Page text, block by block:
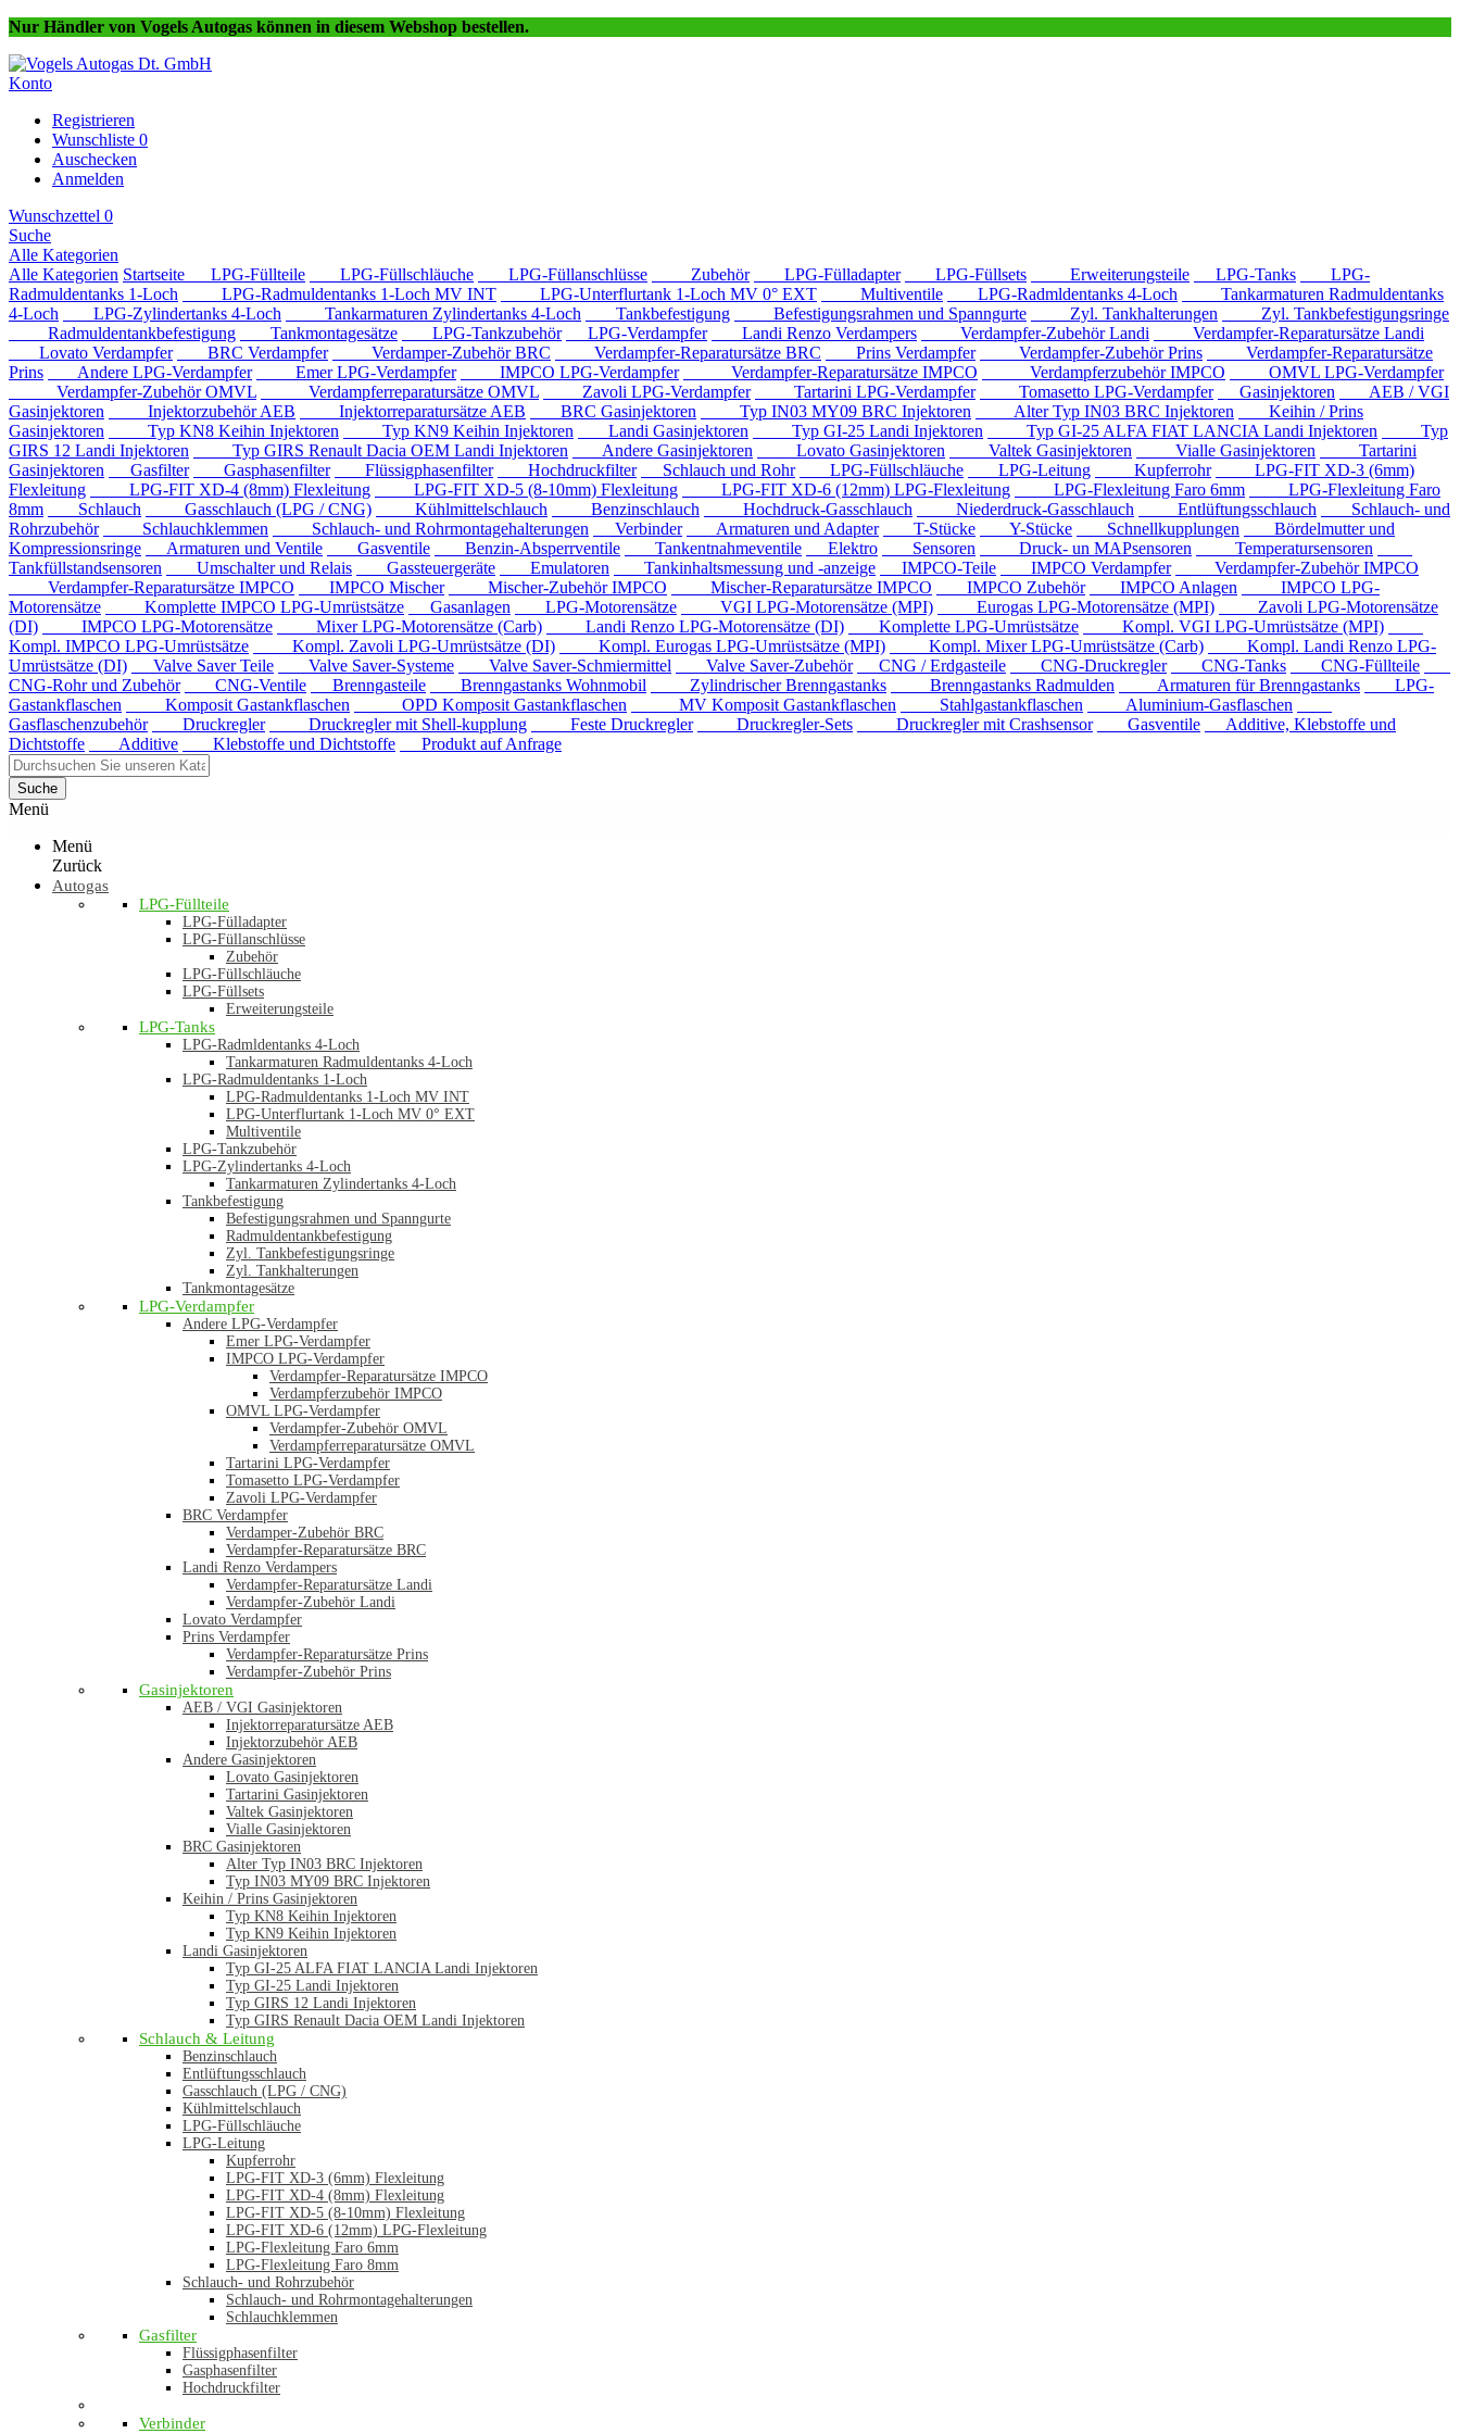
Nur Händler von Vogels Autogas können in diesem Webshop bestellen.
Konto
Registrieren
Wunschliste 0
Auschecken
Anmelden
Wunschzettel 0
Suche
Alle Kategorien
Alle Kategorien Startseite LPG-Füllteile LPG-Füllschläuche LPG-Füllanschlüsse Zubehör LPG-Fülladapter LPG-Füllsets Erweiterungsteile LPG-Tanks
LPG-
Radmuldentanks 1-Loch
LPG-Radmuldentanks 1-Loch MV INT LPG-Unterflurtank 1-Loch MV 0° EXT Multiventile LPG-Radmldentanks 4-Loch
Tankarmaturen Radmuldentanks
4-Loch
LPG-Zylindertanks 4-Loch Tankarmaturen Zylindertanks 4-Loch Tankbefestigung Befestigungsrahmen und Spanngurte Zyl. Tankhalterungen
Zyl. Tankbefestigungsringe
Radmuldentankbefestigung
Tankmontagesätze LPG-Tankzubehör LPG-Verdampfer Landi Renzo Verdampers Verdampfer-Zubehör Landi
Verdampfer-Reparatursätze Landi
Lovato Verdampfer
BRC Verdampfer Verdamper-Zubehör BRC Verdampfer-Reparatursätze BRC Prins Verdampfer Verdampfer-Zubehör Prins
Verdampfer-Reparatursätze
Prins
Andere LPG-Verdampfer Emer LPG-Verdampfer IMPCO LPG-Verdampfer Verdampfer-Reparatursätze IMPCO Verdampferzubehör IMPCO
OMVL LPG-Verdampfer
Verdampfer-Zubehör OMVL
Verdampferreparatursätze OMVL Zavoli LPG-Verdampfer Tartarini LPG-Verdampfer Tomasetto LPG-Verdampfer Gasinjektoren
AEB / VGI
Gasinjektoren
Injektorzubehör AEB Injektorreparatursätze AEB BRC Gasinjektoren Typ IN03 MY09 BRC Injektoren Alter Typ IN03 BRC Injektoren
Keihin / Prins
Gasinjektoren
Typ KN8 Keihin Injektoren Typ KN9 Keihin Injektoren Landi Gasinjektoren Typ GI-25 Landi Injektoren Typ GI-25 ALFA FIAT LANCIA Landi Injektoren
Typ
GIRS 12 Landi Injektoren
Typ GIRS Renault Dacia OEM Landi Injektoren Andere Gasinjektoren Lovato Gasinjektoren Valtek Gasinjektoren Vialle Gasinjektoren
Tartarini
Gasinjektoren
Gasfilter Gasphasenfilter Flüssigphasenfilter Hochdruckfilter Schlauch und Rohr LPG-Füllschläuche LPG-Leitung Kupferrohr
LPG-FIT XD-3 (6mm)
Flexleitung
LPG-FIT XD-4 (8mm) Flexleitung LPG-FIT XD-5 (8-10mm) Flexleitung LPG-FIT XD-6 (12mm) LPG-Flexleitung LPG-Flexleitung Faro 6mm
LPG-Flexleitung Faro
8mm
Schlauch Gasschlauch (LPG / CNG) Kühlmittelschlauch Benzinschlauch Hochdruck-Gasschlauch Niederdruck-Gasschlauch Entlüftungsschlauch
Schlauch- und
Rohrzubehör
Schlauchklemmen Schlauch- und Rohrmontagehalterungen Verbinder Armaturen und Adapter T-Stücke Y-Stücke Schnellkupplungen
Bördelmutter und
Kompressionsringe
Armaturen und Ventile Gasventile Benzin-Absperrventile Tankentnahmeventile Elektro Sensoren Druck- un MAPsensoren
Temperatursensoren
Tankfüllstandsensoren
Umschalter und Relais Gassteuergeräte Emulatoren Tankinhaltsmessung und -anzeige IMPCO-Teile IMPCO Verdampfer
Verdampfer-Zubehör IMPCO
Verdampfer-Reparatursätze IMPCO
IMPCO Mischer Mischer-Zubehör IMPCO Mischer-Reparatursätze IMPCO IMPCO Zubehör IMPCO Anlagen
IMPCO LPG-
Motorensätze
Komplette IMPCO LPG-Umrüstsätze Gasanlagen LPG-Motorensätze VGI LPG-Motorensätze (MPI) Eurogas LPG-Motorensätze (MPI)
Zavoli LPG-Motorensätze
(DI)
IMPCO LPG-Motorensätze Mixer LPG-Motorensätze (Carb) Landi Renzo LPG-Motorensätze (DI) Komplette LPG-Umrüstsätze
Kompl. VGI LPG-Umrüstsätze (MPI)
Kompl. IMPCO LPG-Umrüstsätze
Kompl. Zavoli LPG-Umrüstsätze (DI) Kompl. Eurogas LPG-Umrüstsätze (MPI) Kompl. Mixer LPG-Umrüstsätze (Carb)
Kompl. Landi Renzo LPG-
Umrüstsätze (DI)
Valve Saver Teile Valve Saver-Systeme Valve Saver-Schmiermittel Valve Saver-Zubehör CNG / Erdgasteile CNG-Druckregler CNG-Tanks
CNG-Füllteile
CNG-Rohr und Zubehör
CNG-Ventile Brenngasteile Brenngastanks Wohnmobil Zylindrischer Brenngastanks Brenngastanks Radmulden Armaturen für Brenngastanks
LPG-
Gastankflaschen
Komposit Gastankflaschen OPD Komposit Gastankflaschen MV Komposit Gastankflaschen Stahlgastankflaschen
Aluminium-Gasflaschen
Gasflaschenzubehör
Druckregler Druckregler mit Shell-kupplung Feste Druckregler Druckregler-Sets Druckregler mit Crashsensor Gasventile
Additive, Klebstoffe und
Dichtstoffe
Additive Klebstoffe und Dichtstoffe Produkt auf Anfrage
Suche
Menü
Menü
Zurück
Autogas
LPG-Füllteile
LPG-Fülladapter
LPG-Füllanschlüsse
Zubehör
LPG-Füllschläuche
LPG-Füllsets
Erweiterungsteile
LPG-Tanks
LPG-Radmldentanks 4-Loch
Tankarmaturen Radmuldentanks 4-Loch
LPG-Radmuldentanks 1-Loch
LPG-Radmuldentanks 1-Loch MV INT
LPG-Unterflurtank 1-Loch MV 0° EXT
Multiventile
LPG-Tankzubehör
LPG-Zylindertanks 4-Loch
Tankarmaturen Zylindertanks 4-Loch
Tankbefestigung
Befestigungsrahmen und Spanngurte
Radmuldentankbefestigung
Zyl. Tankbefestigungsringe
Zyl. Tankhalterungen
Tankmontagesätze
LPG-Verdampfer
Andere LPG-Verdampfer
Emer LPG-Verdampfer
IMPCO LPG-Verdampfer
Verdampfer-Reparatursätze IMPCO
Verdampferzubehör IMPCO
OMVL LPG-Verdampfer
Verdampfer-Zubehör OMVL
Verdampferreparatursätze OMVL
Tartarini LPG-Verdampfer
Tomasetto LPG-Verdampfer
Zavoli LPG-Verdampfer
BRC Verdampfer
Verdamper-Zubehör BRC
Verdampfer-Reparatursätze BRC
Landi Renzo Verdampers
Verdampfer-Reparatursätze Landi
Verdampfer-Zubehör Landi
Lovato Verdampfer
Prins Verdampfer
Verdampfer-Reparatursätze Prins
Verdampfer-Zubehör Prins
Gasinjektoren
AEB / VGI Gasinjektoren
Injektorreparatursätze AEB
Injektorzubehör AEB
Andere Gasinjektoren
Lovato Gasinjektoren
Tartarini Gasinjektoren
Valtek Gasinjektoren
Vialle Gasinjektoren
BRC Gasinjektoren
Alter Typ IN03 BRC Injektoren
Typ IN03 MY09 BRC Injektoren
Keihin / Prins Gasinjektoren
Typ KN8 Keihin Injektoren
Typ KN9 Keihin Injektoren
Landi Gasinjektoren
Typ GI-25 ALFA FIAT LANCIA Landi Injektoren
Typ GI-25 Landi Injektoren
Typ GIRS 12 Landi Injektoren
Typ GIRS Renault Dacia OEM Landi Injektoren
Schlauch & Leitung
Benzinschlauch
Entlüftungsschlauch
Gasschlauch (LPG / CNG)
Kühlmittelschlauch
LPG-Füllschläuche
LPG-Leitung
Kupferrohr
LPG-FIT XD-3 (6mm) Flexleitung
LPG-FIT XD-4 (8mm) Flexleitung
LPG-FIT XD-5 (8-10mm) Flexleitung
LPG-FIT XD-6 (12mm) LPG-Flexleitung
LPG-Flexleitung Faro 6mm
LPG-Flexleitung Faro 8mm
Schlauch- und Rohrzubehör
Schlauch- und Rohrmontagehalterungen
Schlauchklemmen
Gasfilter
Flüssigphasenfilter
Gasphasenfilter
Hochdruckfilter
Verbinder